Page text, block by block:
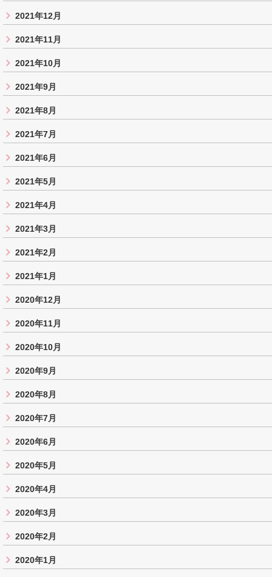
2021年12月
2021年11月
2021年10月
2021年9月
2021年8月
2021年7月
2021年6月
2021年5月
2021年4月
2021年3月
2021年2月
2021年1月
2020年12月
2020年11月
2020年10月
2020年9月
2020年8月
2020年7月
2020年6月
2020年5月
2020年4月
2020年3月
2020年2月
2020年1月